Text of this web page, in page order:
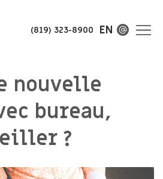
(819) 323-8900 EN
nouvelle
bureau,
?